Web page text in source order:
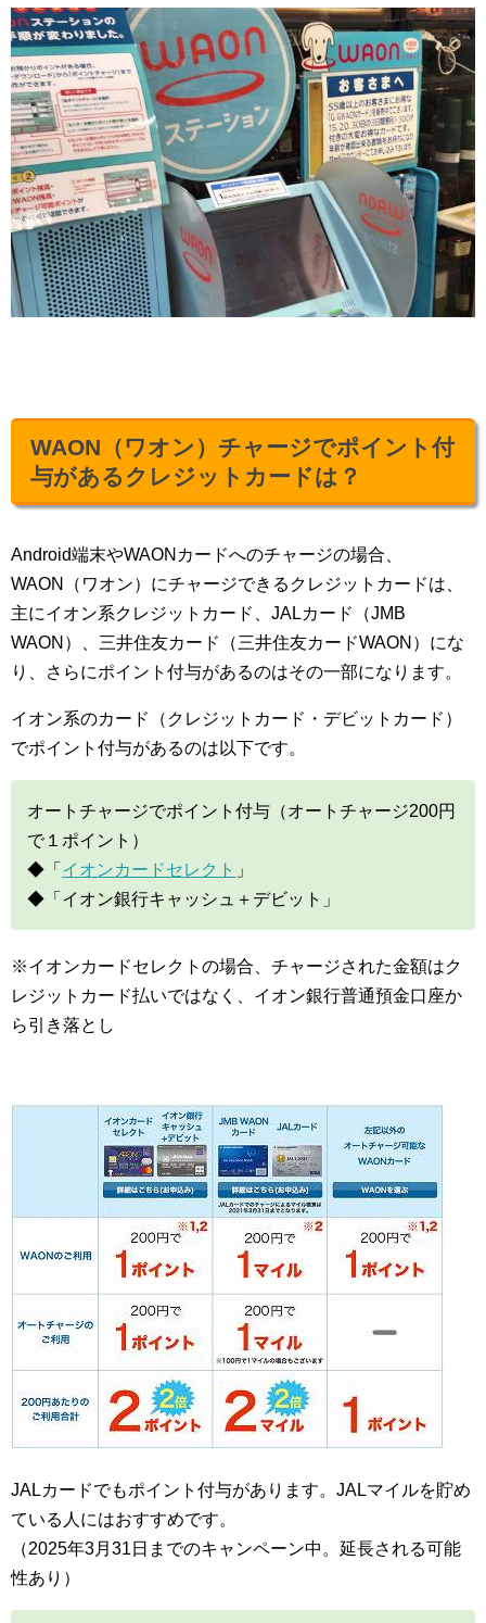
WAON（ワオン）チャージでポイント付
与があるクレジットカードは？
Android端末やWAONカードへのチャージの場合、
WAON（ワオン）にチャージできるクレジットカードは、
主にイオン系クレジットカード、JALカード（JMB
WAON）、三井住友カード（三井住友カードWAON）にな
り、さらにポイント付与があるのはその一部になります。
イオン系のカード（クレジットカード・デビットカード）
でポイント付与があるのは以下です。
オートチャージでポイント付与（オートチャージ200円
で１ポイント）
◆「 イオンカードセレクト 」
◆「イオン銀行キャッシュ＋デビット」
※イオンカードセレクトの場合、チャージされた金額はク
レジットカード払いではなく、イオン銀行普通預金口座か
ら引き落とし
JALカードでもポイント付与があります。JALマイルを貯め
ている人にはおすすめです。
（2025年3月31日までのキャンペーン中。延長される可能
性あり）